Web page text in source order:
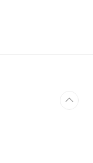
을 낳는다. 노동자로